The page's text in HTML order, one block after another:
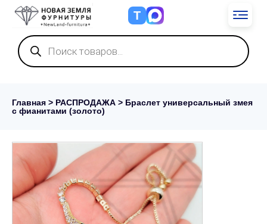
Т
Поиск
товаров
Главная > РАСПРОДАЖА > Браслет универсальный змея
с фианитами (золото)